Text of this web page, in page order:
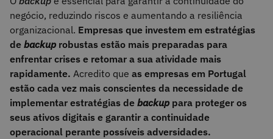
negócio, reduzindo riscos e aumentando a resiliência
organizacional. Empresas que investem em estratégias
de backup robustas estão mais preparadas para
enfrentar crises e retomar a sua atividade mais
rapidamente. Acredito que as empresas em Portugal
estão cada vez mais conscientes da necessidade de
implementar estratégias de backup para proteger os
seus ativos digitais e garantir a continuidade
operacional perante possíveis adversidades.